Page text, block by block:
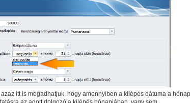
itt is megadhatjuk, hogy amennyiben a kilépés dátuma a